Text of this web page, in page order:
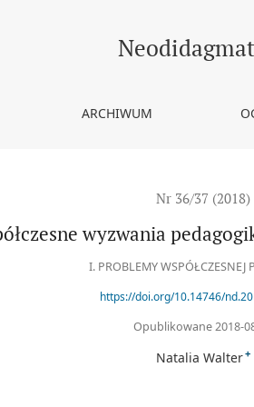
ARCHIWUM
Nr 36/37 (2018)
wyzwania
I. PROBLEMY WSPÓŁCZESNEJ
https://doi.org/10.14746/
Opublikowane 2018-
Natalia Walter+